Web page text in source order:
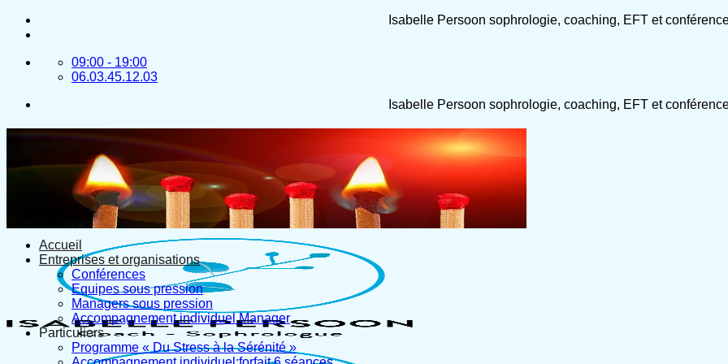
Passer
Isabelle Persoon sophrologie, coaching, EFT et
09:00 - 19:00
06.03.45.12.03
Isabelle Persoon sophrologie, coaching, EFT et
Accueil
Entreprises et organisations
Conférences
Equipes sous pression
Managers sous pression
Accompagnement individuel Manager
Particuliers
Programme « Du Stress à la Sérénité »